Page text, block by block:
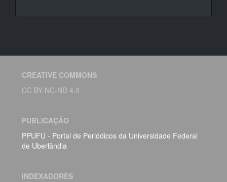
CREATIVE COMMONS
CC BY-NC-ND 4.0
PUBLICAÇÃO
PPUFU - Portal de Periódicos da Universidade Federal
de Uberlândia
INDEXADORES